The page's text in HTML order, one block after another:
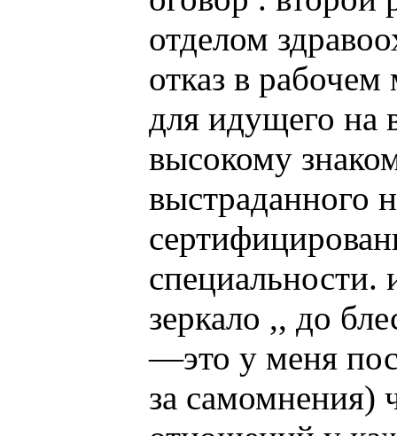
отделом
отказ в рабочем
для идущего на
высокому
выстраданного
специальности.
зеркало ,, до
—это у меня
за самомнения)